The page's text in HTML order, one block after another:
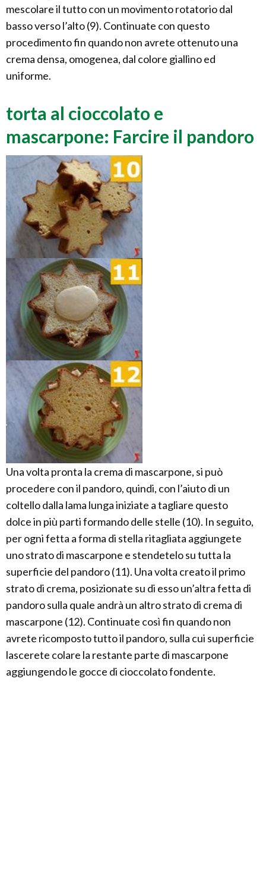
mescolare il tutto con un movimento rotatorio dal
basso verso l’alto (9). Continuate con questo
procedimento fin quando non avrete ottenuto una
crema densa, omogenea, dal colore giallino ed
uniforme.
torta al cioccolato e
mascarpone: Farcire il pandoro
Una volta pronta la crema di mascarpone, si può
procedere con il pandoro, quindi, con l’aiuto di un
coltello dalla lama lunga iniziate a tagliare questo
dolce in più parti formando delle stelle (10). In seguito,
per ogni fetta a forma di stella ritagliata aggiungete
uno strato di mascarpone e stendetelo su tutta la
superficie del pandoro (11). Una volta creato il primo
strato di crema, posizionate su di esso un’altra fetta di
pandoro sulla quale andrà un altro strato di crema di
mascarpone (12). Continuate così fin quando non
avrete ricomposto tutto il pandoro, sulla cui superficie
lascerete colare la restante parte di mascarpone
aggiungendo le gocce di cioccolato fondente.